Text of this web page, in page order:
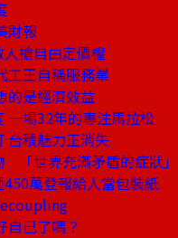
財報
搶自由定價權
工王自稱服務業
的是經濟效益
一場32年的專注馬拉松
台積魅力正消失
「世界充滿矛盾的症狀」
萬登報給人當包裝紙
自己了嗎？